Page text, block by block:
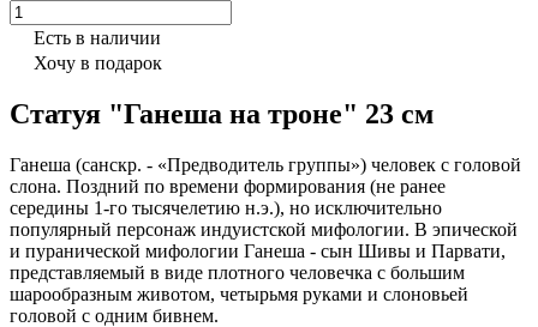
Есть в наличии
Хочу в подарок
Статуя "Ганеша на троне" 23 см
Ганеша (санскр. - «Предводитель группы») человек с головой
слона. Поздний по времени формирования (не ранее
середины 1-го тысячелетию н.э.), но исключительно
популярный персонаж индуистской мифологии. В эпической
и пуранической мифологии Ганеша - сын Шивы и Парвати,
представляемый в виде плотного человечка с большим
шарообразным животом, четырьмя руками и слоновьей
головой с одним бивнем.